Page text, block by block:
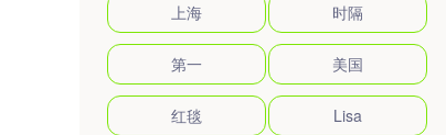
上海 时隔
第一 美国
红毯 Lisa